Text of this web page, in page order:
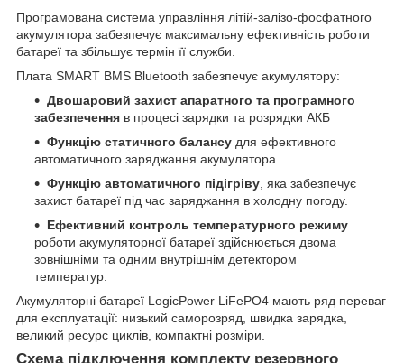
Програмована система управління літій-залізо-фосфатного
акумулятора забезпечує максимальну ефективність роботи
батареї та збільшує термін її служби.
Плата SMART BMS Bluetooth забезпечує акумулятору:
Двошаровий захист апаратного та програмного
забезпечення в процесі зарядки та розрядки АКБ
Функцію статичного балансу для ефективного
автоматичного заряджання акумулятора.
Функцію автоматичного підігріву, яка забезпечує
захист батареї під час заряджання в холодну погоду.
Ефективний контроль температурного режиму
роботи акумуляторної батареї здійснюється двома
зовнішніми та одним внутрішнім детектором
температур.
Акумуляторні батареї LogicPower LiFePO4 мають ряд переваг
для експлуатації: низький саморозряд, швидка зарядка,
великий ресурс циклів, компактні розміри.
Схема підключення комплекту резервного